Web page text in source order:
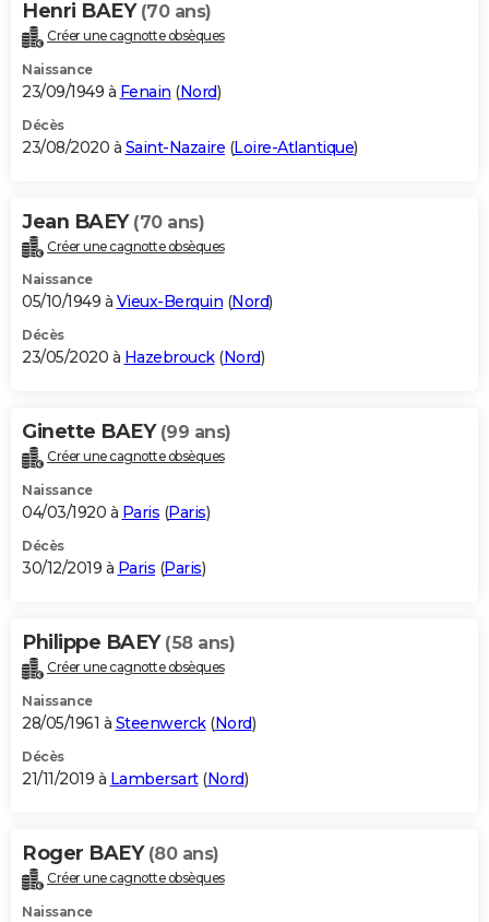
Henri BAEY (70 ans)
Créer une cagnotte obsèques
Naissance
23/09/1949 à Fenain (Nord)
Décès
23/08/2020 à Saint-Nazaire (Loire-Atlantique)
Jean BAEY (70 ans)
Créer une cagnotte obsèques
Naissance
05/10/1949 à Vieux-Berquin (Nord)
Décès
23/05/2020 à Hazebrouck(Nord)
Ginette BAEY (99 ans)
Créer une cagnotte obsèques
Naissance
04/03/1920 à Paris (Paris)
Décès
30/12/2019 à Paris (Paris)
Philippe BAEY (58 ans)
Créer une cagnotte obsèques
Naissance
28/05/1961 à Steenwerck(Nord)
Décès
21/11/2019 à Lambersart(Nord)
Roger BAEY (80 ans)
Créer une cagnotte obsèques
Naissance